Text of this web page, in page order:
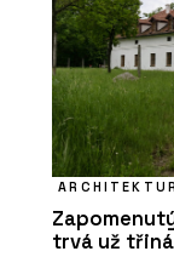
trvá už